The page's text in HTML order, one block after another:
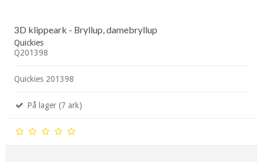
3D klippeark - Bryllup, damebryllup
Quickies
Q201398
Quickies 201398
På lager (7 ark)